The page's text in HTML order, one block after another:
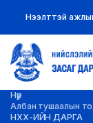
НҮҮР
Нээлттэй
Нүүр
Албан тушаалын
НХХ-ИЙН ДАРГА